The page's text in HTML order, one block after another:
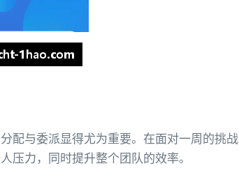
配与委派显得尤为重要。在面对一周的挑战
压力，同时提升整个团队的效率。